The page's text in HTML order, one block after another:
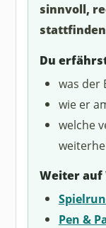
sinnvoll,
Du
was der
wie er
welche
Weiter auf
Pen &